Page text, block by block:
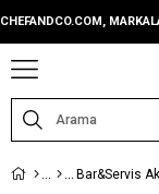
CHEFANDCO.COM,
Bar&Servis